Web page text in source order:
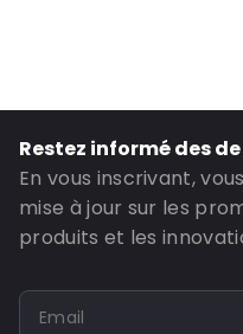
Restez informé des
En vous inscrivant,
mise à jour sur les
produits et les